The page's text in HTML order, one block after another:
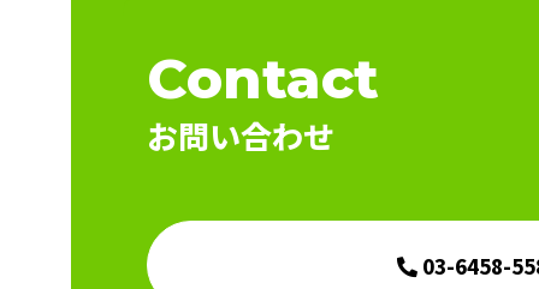
Contact
お問い合わせ
03-6458-